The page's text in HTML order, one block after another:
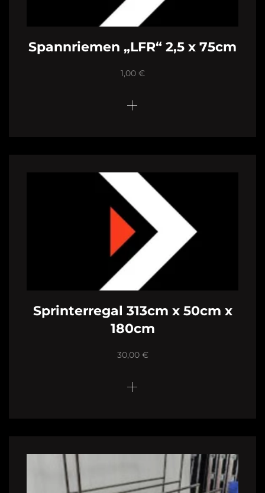
Spannriemen „LFR“ 2,5 x 75cm
1,00 €
Sprinterregal 313cm x 50cm x
180cm
30,00 €